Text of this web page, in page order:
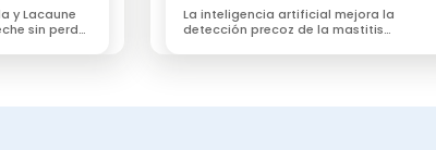
y Lacaune
sin perder
La inteligencia artificial mejora la
detección precoz de la mastitis
estudio